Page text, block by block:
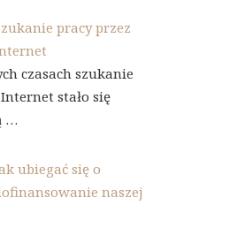
pracy przez
czasach szukanie
stało się
…
ubiegać się o
naszej